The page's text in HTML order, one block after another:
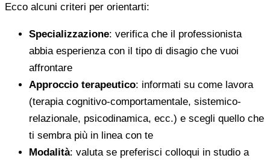
Ecco alcuni criteri per orientarti:
Specializzazione: verifica che il professionista
abbia esperienza con il tipo di disagio che vuoi
affrontare
Approccio terapeutico: informati su come lavora
(terapia cognitivo-comportamentale, sistemico-
relazionale, psicodinamica, ecc.) e scegli quello che
ti sembra più in linea con te
Modalità: valuta se preferisci colloqui in studio a